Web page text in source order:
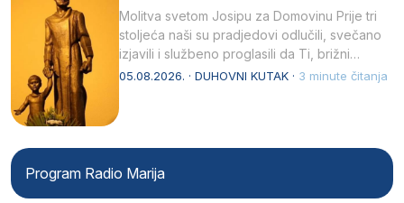
Molitva svetom Josipu za Domovinu Prije tri
stoljeća naši su pradjedovi odlučili, svečano
izjavili i službeno proglasili da Ti, brižni
Poočime Isusov,…
05.08.2026. · DUHOVNI KUTAK · 3 minute čitanja
Program Radio Marija